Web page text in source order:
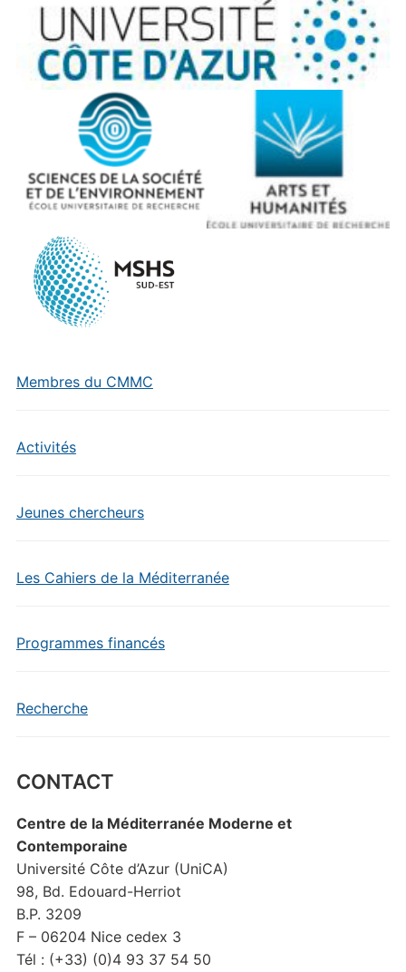
Membres du CMMC
Activités
Jeunes chercheurs
Les Cahiers de la Méditerranée
Programmes financés
Recherche
CONTACT
Centre de la Méditerranée Moderne et
Contemporaine
Université Côte d’Azur (UniCA)
98, Bd. Edouard-Herriot
B.P. 3209
F – 06204 Nice cedex 3
Tél : (+33) (0)4 93 37 54 50